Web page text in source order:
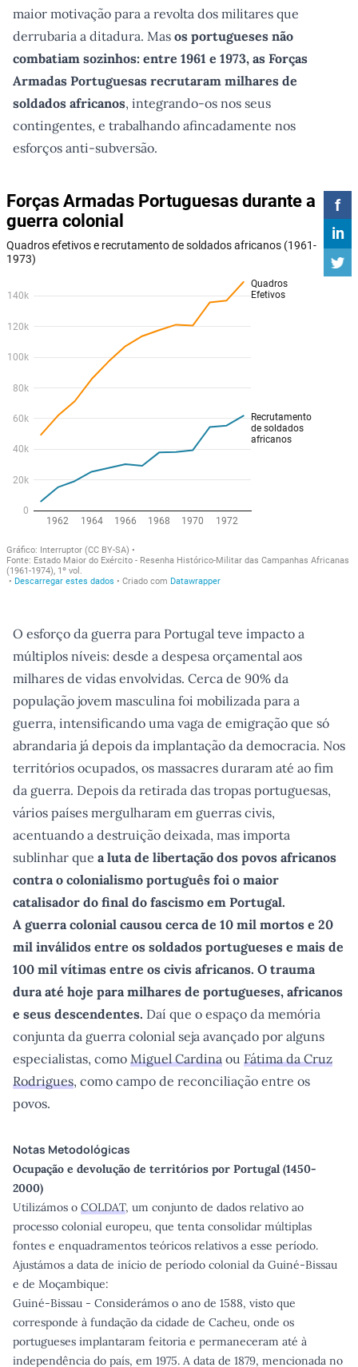
maior motivação para a revolta dos militares que
derrubaria a ditadura. Mas os portugueses não
combatiam sozinhos: entre 1961 e 1973, as Forças
Armadas Portuguesas recrutaram milhares de
soldados africanos, integrando-os nos seus
contingentes, e trabalhando afincadamente nos
esforços anti-subversão.
O esforço da guerra para Portugal teve impacto a
múltiplos níveis: desde a despesa orçamental aos
milhares de vidas envolvidas. Cerca de 90% da
população jovem masculina foi mobilizada para a
guerra, intensificando uma vaga de emigração que só
abrandaria já depois da implantação da democracia. Nos
territórios ocupados, os massacres duraram até ao fim
da guerra. Depois da retirada das tropas portuguesas,
vários países mergulharam em guerras civis,
acentuando a destruição deixada, mas importa
sublinhar que a luta de libertação dos povos africanos
contra o colonialismo português foi o maior
catalisador do final do fascismo em Portugal.
A guerra colonial causou cerca de 10 mil mortos e 20
mil inválidos entre os soldados portugueses e mais de
100 mil vítimas entre os civis africanos. O trauma
dura até hoje para milhares de portugueses, africanos
e seus descendentes. Daí que o espaço da memória
conjunta da guerra colonial seja avançado por alguns
especialistas, como Miguel Cardina ou Fátima da Cruz
Rodrigues, como campo de reconciliação entre os
povos.
Notas Metodológicas
Ocupação e devolução de territórios por Portugal (1450-
2000)
Utilizámos o COLDAT, um conjunto de dados relativo ao
processo colonial europeu, que tenta consolidar múltiplas
fontes e enquadramentos teóricos relativos a esse período.
Ajustámos a data de início de período colonial da Guiné-Bissau
e de Moçambique:
Guiné-Bissau - Considerámos o ano de 1588, visto que
corresponde à fundação da cidade de Cacheu, onde os
portugueses implantaram feitoria e permaneceram até à
independência do país, em 1975. A data de 1879, mencionada no